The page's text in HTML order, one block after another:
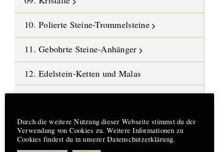
10. Polierte Steine-Trommelsteine
11. Gebohrte Steine-Anhänger
12. Edelstein-Ketten und Malas
13. DIY-Schmuckteile
14. Symbol-Schmuck
15. Design-Engel aus Fusingglas
Durch die weitere Nutzung dieser Webseite stimmst du der
Verwendung von Cookies zu. Weitere Informationen zu
Cookies findest du in unserer Datenschutzerklärung.